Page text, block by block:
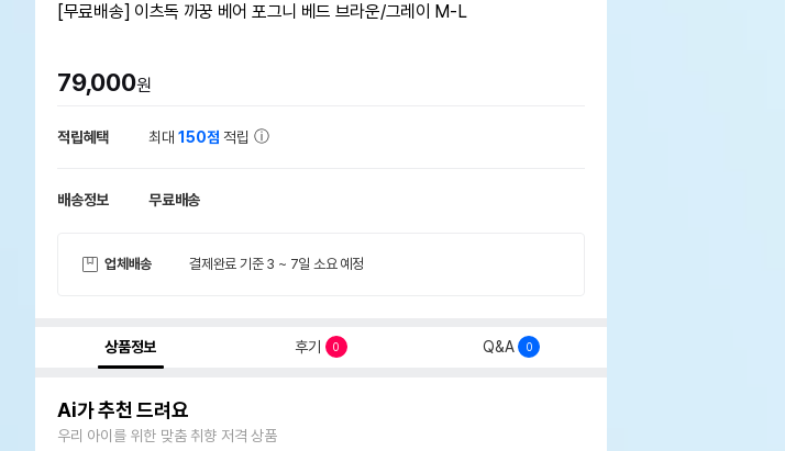
[무료배송] 이츠독 까꿍 베어 포그니 베드 브라운/그레이 M-L
79,000원
적립혜택 최대150점 적립
배송정보 무료배송
업체배송 결제완료 기준 3 ~ 7일 소요 예정
상품정보 후기 0 Q&A 0
Ai가 추천 드려요
우리 아이를 위한 맞춤 취향 저격 상품